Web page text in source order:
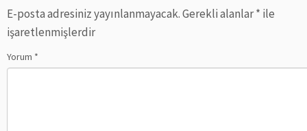
E-posta adresiniz yayınlanmayacak.Gerekli alanlar* ile
işaretlenmişlerdir
Yorum *